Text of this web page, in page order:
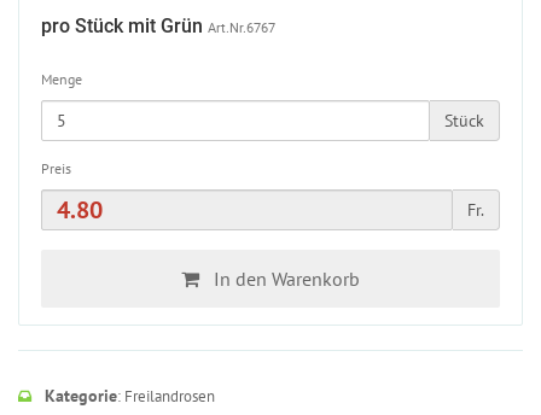
pro Stück mit Grün Art.Nr.6767
Menge
Stück
Preis
Fr.
In den Warenkorb
Kategorie: Freilandrosen